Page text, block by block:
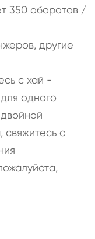
350 оборотов /
другие
с хай -
одного
свяжитесь с